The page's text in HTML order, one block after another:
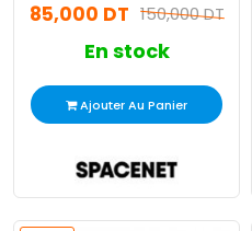
150,000 DT
85,000 DT
En stock
Ajouter Au Panier